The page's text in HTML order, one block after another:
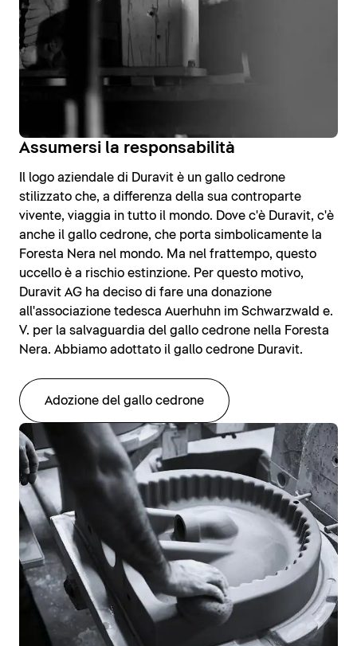
Assumersi la responsabilità
Il logo aziendale di Duravit è un gallo cedrone
stilizzato che, a differenza della sua controparte
vivente, viaggia in tutto il mondo. Dove c'è Duravit, c'è
anche il gallo cedrone, che porta simbolicamente la
Foresta Nera nel mondo. Ma nel frattempo, questo
uccello è a rischio estinzione. Per questo motivo,
Duravit AG ha deciso di fare una donazione
all'associazione tedesca Auerhuhn im Schwarzwald e.
V. per la salvaguardia del gallo cedrone nella Foresta
Nera. Abbiamo adottato il gallo cedrone Duravit.
Adozione del gallo cedrone